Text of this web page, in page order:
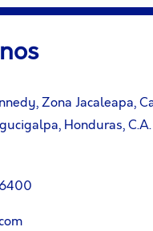
Zona Jacaleapa,
Honduras, C.A.